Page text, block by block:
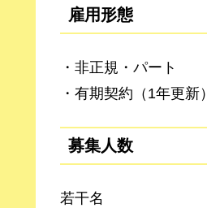
雇用形態
・非正規・パート
・有期契約（1年更新）
募集人数
若干名